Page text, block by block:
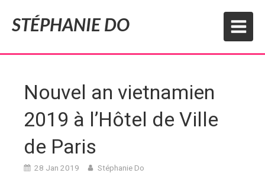
STÉPHANIE DO
Nouvel an vietnamien
2019 à l’Hôtel de Ville
de Paris
28 Jan 2019
Stéphanie Do